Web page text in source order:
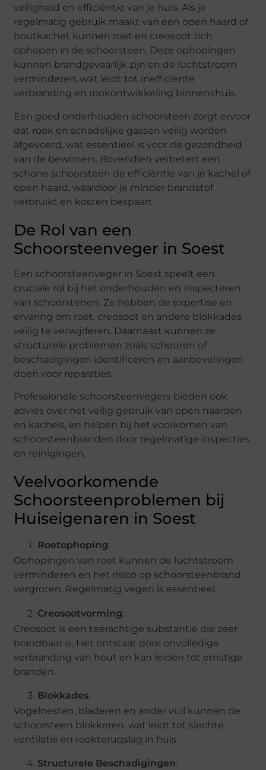
veiligheid en efficiëntie van je huis. Als je
regelmatig gebruik maakt van een open haard of
houtkachel, kunnen roet en creosoot zich
ophopen in de schoorsteen. Deze ophopingen
kunnen brandgevaarlijk zijn en de luchtstroom
verminderen, wat leidt tot inefficiënte
verbranding en rookontwikkeling binnenshuis.
Een goed onderhouden schoorsteen zorgt ervoor
dat rook en schadelijke gassen veilig worden
afgevoerd, wat essentieel is voor de gezondheid
van de bewoners. Bovendien verbetert een
schone schoorsteen de efficiëntie van je kachel of
open haard, waardoor je minder brandstof
verbruikt en kosten bespaart.
De Rol van een
Schoorsteenveger in Soest
Een schoorsteenveger in Soest speelt een
cruciale rol bij het onderhouden en inspecteren
van schoorstenen. Ze hebben de expertise en
ervaring om roet, creosoot en andere blokkades
veilig te verwijderen. Daarnaast kunnen ze
structurele problemen zoals scheuren of
beschadigingen identificeren en aanbevelingen
doen voor reparaties.
Professionele schoorsteenvegers bieden ook
advies over het veilig gebruik van open haarden
en kachels, en helpen bij het voorkomen van
schoorsteenbranden door regelmatige inspecties
en reinigingen.
Veelvoorkomende
Schoorsteenproblemen bij
Huiseigenaren in Soest
Roetophoping:
Ophopingen van roet kunnen de luchtstroom
verminderen en het risico op schoorsteenbrand
vergroten. Regelmatig vegen is essentieel.
Creosootvorming:
Creosoot is een teerachtige substantie die zeer
brandbaar is. Het ontstaat door onvolledige
verbranding van hout en kan leiden tot ernstige
branden.
Blokkades:
Vogelnesten, bladeren en ander vuil kunnen de
schoorsteen blokkeren, wat leidt tot slechte
ventilatie en rookterugslag in huis.
Structurele Beschadigingen: